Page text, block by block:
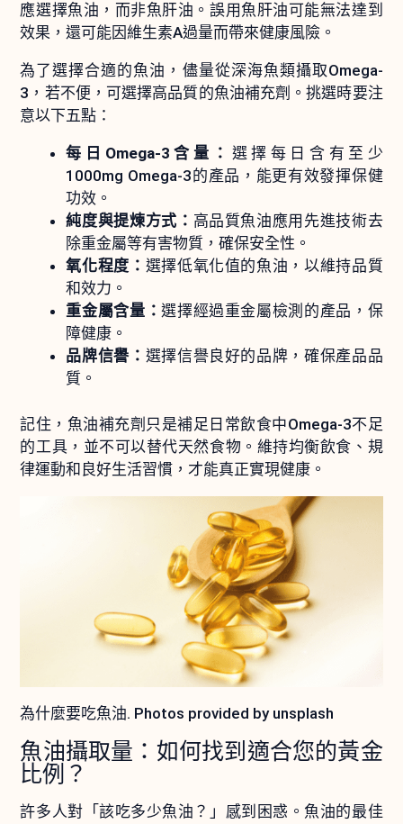
應選擇魚油，而非魚肝油。誤用魚肝油可能無法達到
效果，還可能因維生素A過量而帶來健康風險。
為了選擇合適的魚油，儘量從深海魚類攝取Omega-
3，若不便，可選擇高品質的魚油補充劑。挑選時要注
意以下五點：
每日Omega-3含量： 選擇每日含有至少
1000mg Omega-3的產品，能更有效發揮保健
功效。
純度與提煉方式： 高品質魚油應用先進技術去
除重金屬等有害物質，確保安全性。
氧化程度： 選擇低氧化值的魚油，以維持品質
和效力。
重金屬含量：選擇經過重金屬檢測的產品，保
障健康。
品牌信譽： 選擇信譽良好的品牌，確保產品品
質。
記住，魚油補充劑只是補足日常飲食中Omega-3不足
的工具，並不可以替代天然食物。維持均衡飲食、規
律運動和良好生活習慣，才能真正實現健康。
為什麼要吃魚油. Photos provided by unsplash
魚油攝取量：如何找到適合您的黃金
比例？
許多人對「該吃多少魚油？」感到困惑。魚油的最佳